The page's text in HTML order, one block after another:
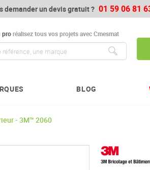
demander un devis gratuit ? 01 59 06 81
proréalisez tous vos projets avec Cmesmat
BLOG
- 3M™ 2060